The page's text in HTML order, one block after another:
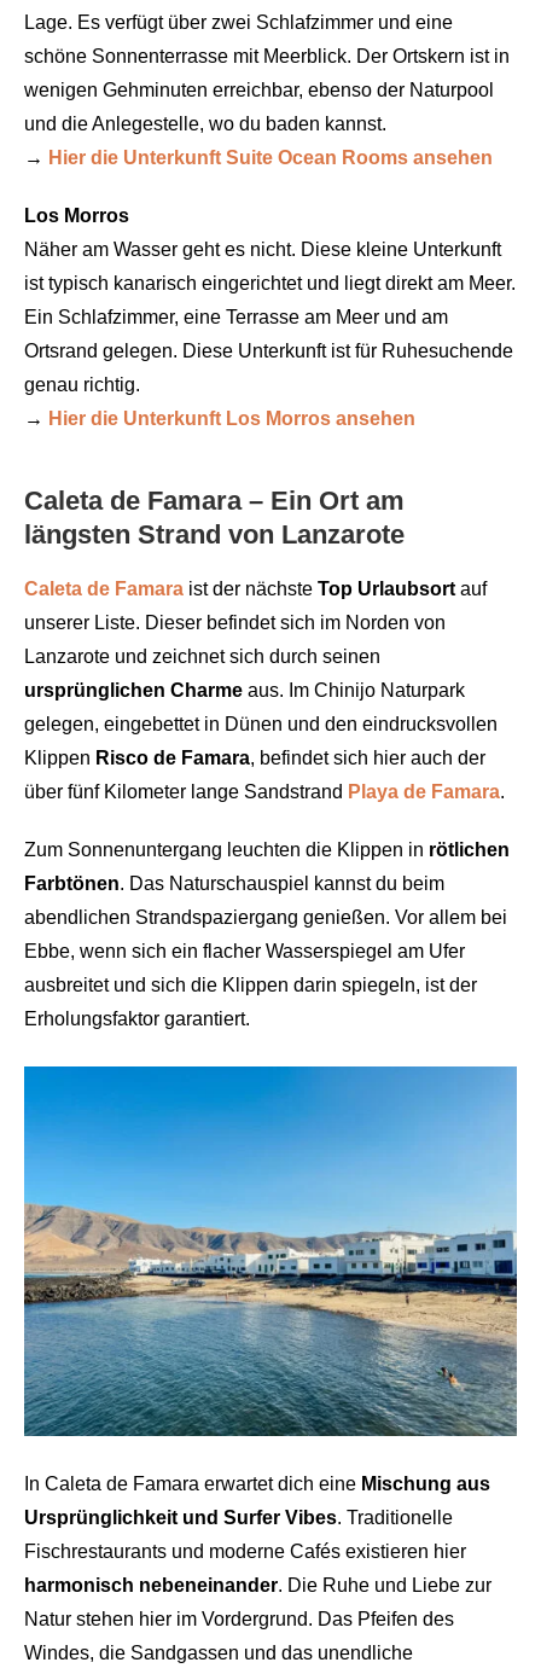
Lage. Es verfügt über zwei Schlafzimmer und eine
schöne Sonnenterrasse mit Meerblick. Der Ortskern ist in
wenigen Gehminuten erreichbar, ebenso der Naturpool
und die Anlegestelle, wo du baden kannst.
→ Hier die Unterkunft Suite Ocean Rooms ansehen
Los Morros
Näher am Wasser geht es nicht. Diese kleine Unterkunft
ist typisch kanarisch eingerichtet und liegt direkt am Meer.
Ein Schlafzimmer, eine Terrasse am Meer und am
Ortsrand gelegen. Diese Unterkunft ist für Ruhesuchende
genau richtig.
→ Hier die Unterkunft Los Morros ansehen
Caleta de Famara – Ein Ort am
längsten Strand von Lanzarote
Caleta de Famara ist der nächste Top Urlaubsort auf
unserer Liste. Dieser befindet sich im Norden von
Lanzarote und zeichnet sich durch seinen
ursprünglichen Charme aus. Im Chinijo Naturpark
gelegen, eingebettet in Dünen und den eindrucksvollen
Klippen Risco de Famara, befindet sich hier auch der
über fünf Kilometer lange Sandstrand Playa de Famara.
Zum Sonnenuntergang leuchten die Klippen in rötlichen
Farbtönen. Das Naturschauspiel kannst du beim
abendlichen Strandspaziergang genießen. Vor allem bei
Ebbe, wenn sich ein flacher Wasserspiegel am Ufer
ausbreitet und sich die Klippen darin spiegeln, ist der
Erholungsfaktor garantiert.
In Caleta de Famara erwartet dich eine Mischung aus
Ursprünglichkeit und Surfer Vibes. Traditionelle
Fischrestaurants und moderne Cafés existieren hier
harmonisch nebeneinander. Die Ruhe und Liebe zur
Natur stehen hier im Vordergrund. Das Pfeifen des
Windes, die Sandgassen und das unendliche